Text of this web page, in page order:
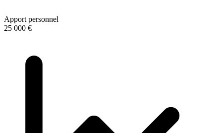
Apport personnel
25 000 €